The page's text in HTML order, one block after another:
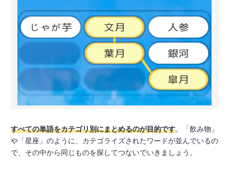
すべての単語をカテゴリ別にまとめるのが目的です。「飲み物」
や「星座」のように、カテゴライズされたワードが並んでいるの
で、その中から同じものを探してつないでいきましょう。